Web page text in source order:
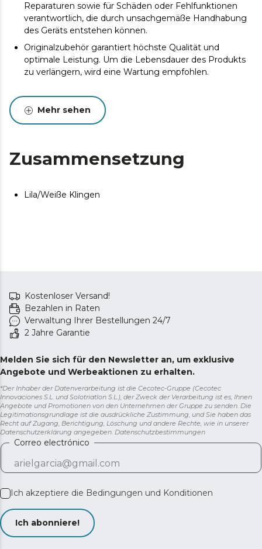
Reparaturen sowie für Schäden oder Fehlfunktionen
verantwortlich, die durch unsachgemäße Handhabung
des Geräts entstehen können.
Originalzubehör garantiert höchste Qualität und
optimale Leistung. Um die Lebensdauer des Produkts
zu verlängern, wird eine Wartung empfohlen.
Mehr sehen
Zusammensetzung
Lila/Weiße Klingen
Kostenloser Versand!
Bezahlen in Raten
Verwaltung Ihrer Bestellungen 24/7
2 Jahre Garantie
Melden Sie sich für den Newsletter an, um exklusive
Angebote und Werbeaktionen zu erhalten.
*Der Inhaber der Datenverarbeitung ist die Cecotec-Gruppe (Cecotec
Innovaciones S.L. und Solotriatlon S.L.), der Zweck der Verarbeitung ist es, Ihnen
Angebote und Promotionen von den Unternehmen der Gruppe zu senden. Die
Legitimationsgrundlage ist die ausdrückliche Zustimmung, und Sie haben das
Recht auf Zugang, Berichtigung, Löschung und andere Rechte, wie in unserer
Datenschutzerklärung angegeben. Datenschutzbestimmungen
Correo electrónico
Ich akzeptiere die Bedingungen und Konditionen
Ich abonniere!